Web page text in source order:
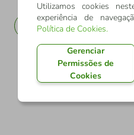
EN
Utilizamos cookies
experiência de
Política de Cookies.
Gerenciar
Permissões de
Cookies